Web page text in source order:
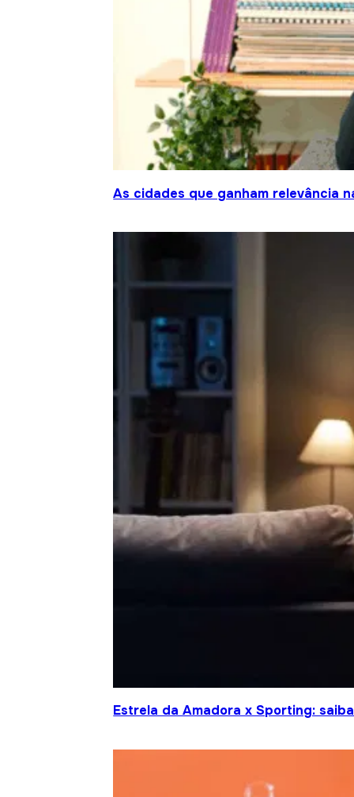
As cidades que ganham relevância
Estrela da Amadora x Sporting: